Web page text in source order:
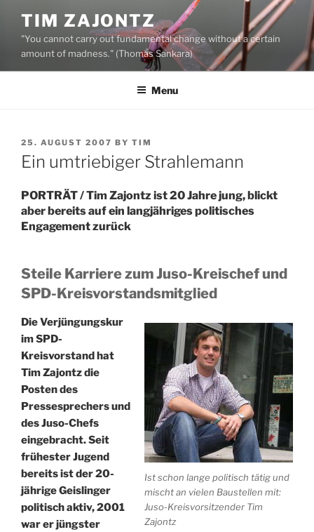
content
TIM ZAJONTZ
"You cannot carry out fundamental change without a certain
amount of madness." (Thomas Sankara)
Menu
POSTED
ON
25. AUGUST 2007 BY TIM
Ein umtriebiger Strahlemann
PORTRÄT / Tim Zajontz ist 20 Jahre jung, blickt
aber bereits auf ein langjähriges politisches
Engagement zurück
Steile Karriere zum Juso-Kreischef und
SPD-Kreisvorstandsmitglied
Ist schon lange politisch tätig und
mischt an vielen Baustellen mit:
Juso-Kreisvorsitzender Tim
Zajontz
Die Verjüngungskur
im SPD-
Kreisvorstand hat
Tim Zajontz die
Posten des
Pressesprechers und
des Juso-Chefs
eingebracht. Seit
frühester Jugend
bereits ist der 20-
jährige Geislinger
politisch aktiv, 2001
war er jüngster